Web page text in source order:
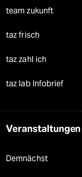
team zukunft
taz frisch
taz zahl ich
taz lab Infobrief
Veranstaltungen
Demnächst